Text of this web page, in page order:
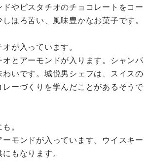
やピスタチオのチョコレートをコー
ほろ苦い、風味豊かなお菓子です。
が入っています。
とアーモンドが入ります。シャンパ
いです。城悦男シェフは、スイスの
ーづくりを学んだことがあるそうで
。
モンドが入っています。ウイスキー
もなります。